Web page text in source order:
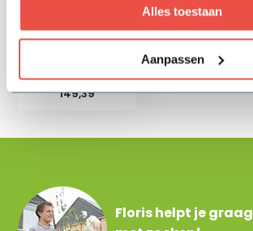
Alles toestaan
Aanpassen
149,39
Floris helpt je graag